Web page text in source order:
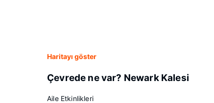
Haritayı göster
Çevrede ne var? Newark Kalesi
Aile Etkinlikleri